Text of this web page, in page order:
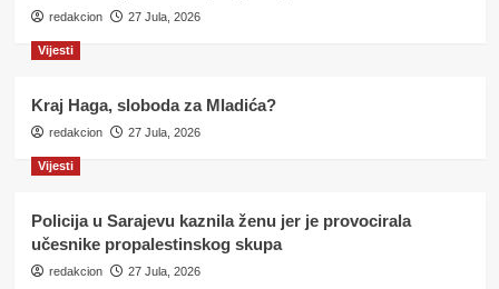
redakcion 27 Jula, 2026
Vijesti
Kraj Haga, sloboda za Mladića?
redakcion 27 Jula, 2026
Vijesti
Policija u Sarajevu kaznila ženu jer je provocirala
učesnike propalestinskog skupa
redakcion 27 Jula, 2026